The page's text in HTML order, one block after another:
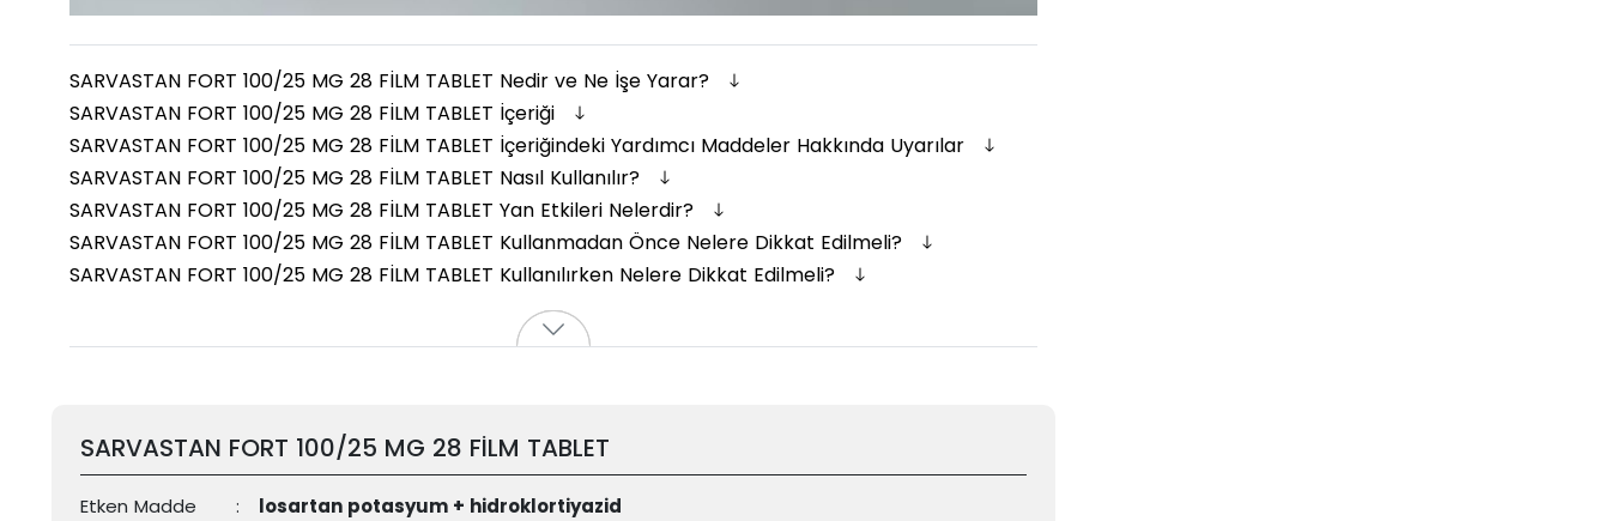
SARVASTAN FORT 100/25 MG 28 FİLM TABLET Nedir ve Ne İşe Yarar?
SARVASTAN FORT 100/25 MG 28 FİLM TABLET İçeriği
SARVASTAN FORT 100/25 MG 28 FİLM TABLET İçeriğindeki Yardımcı Maddeler Hakkında Uyarılar
SARVASTAN FORT 100/25 MG 28 FİLM TABLET Nasıl Kullanılır?
SARVASTAN FORT 100/25 MG 28 FİLM TABLET Yan Etkileri Nelerdir?
SARVASTAN FORT 100/25 MG 28 FİLM TABLET Kullanmadan Önce Nelere Dikkat Edilmeli?
SARVASTAN FORT 100/25 MG 28 FİLM TABLET Kullanılırken Nelere Dikkat Edilmeli?
SARVASTAN FORT 100/25 MG 28 FİLM TABLET
Etken Madde : losartan potasyum + hidroklortiyazid